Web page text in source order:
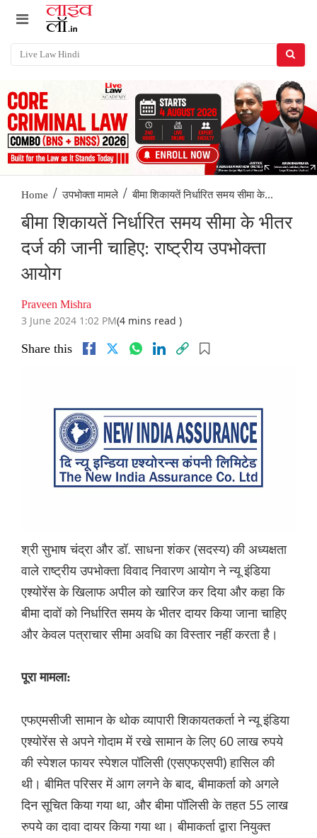
Home / उपभोक्ता मामले / बीमा शिकायतें निर्धारित समय सीमा के...
बीमा शिकायतें निर्धारित समय सीमा के भीतर
दर्ज की जानी चाहिए: राष्ट्रीय उपभोक्ता
आयोग
Praveen Mishra
3 June 2024 1:02 PM(4 mins read )
Share this
श्री सुभाष चंद्रा और डॉ. साधना शंकर (सदस्य) की अध्यक्षता
वाले राष्ट्रीय उपभोक्ता विवाद निवारण आयोग ने न्यू इंडिया
एश्योरेंस के खिलाफ अपील को खारिज कर दिया और कहा कि
बीमा दावों को निर्धारित समय के भीतर दायर किया जाना चाहिए
और केवल पत्राचार सीमा अवधि का विस्तार नहीं करता है।
पूरा मामला:
एफएमसीजी सामान के थोक व्यापारी शिकायतकर्ता ने न्यू इंडिया
एश्योरेंस से अपने गोदाम में रखे सामान के लिए 60 लाख रुपये
की स्पेशल फायर स्पेशल पॉलिसी (एसएफएसपी) हासिल की
थी। बीमित परिसर में आग लगने के बाद, बीमाकर्ता को अगले
दिन सूचित किया गया था, और बीमा पॉलिसी के तहत 55 लाख
रुपये का दावा दायर किया गया था। बीमाकर्ता द्वारा नियुक्त